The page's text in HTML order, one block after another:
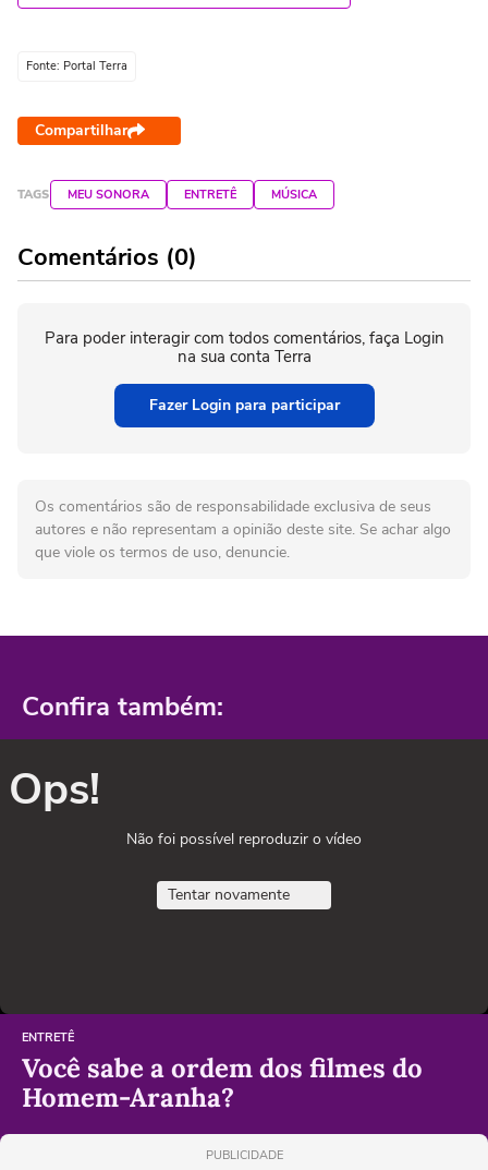
Fonte: Portal Terra
Compartilhar
TAGS MEU SONORA ENTRETÊ MÚSICA
Comentários (0)
Para poder interagir com todos comentários, faça Login
na sua conta Terra
Fazer Login para participar
Os comentários são de responsabilidade exclusiva de seus
autores e não representam a opinião deste site. Se achar algo
que viole os termos de uso, denuncie.
Confira também:
Ops!
Não foi possível reproduzir o vídeo
Tentar novamente
ENTRETÊ
Você sabe a ordem dos filmes do
Homem-Aranha?
PUBLICIDADE